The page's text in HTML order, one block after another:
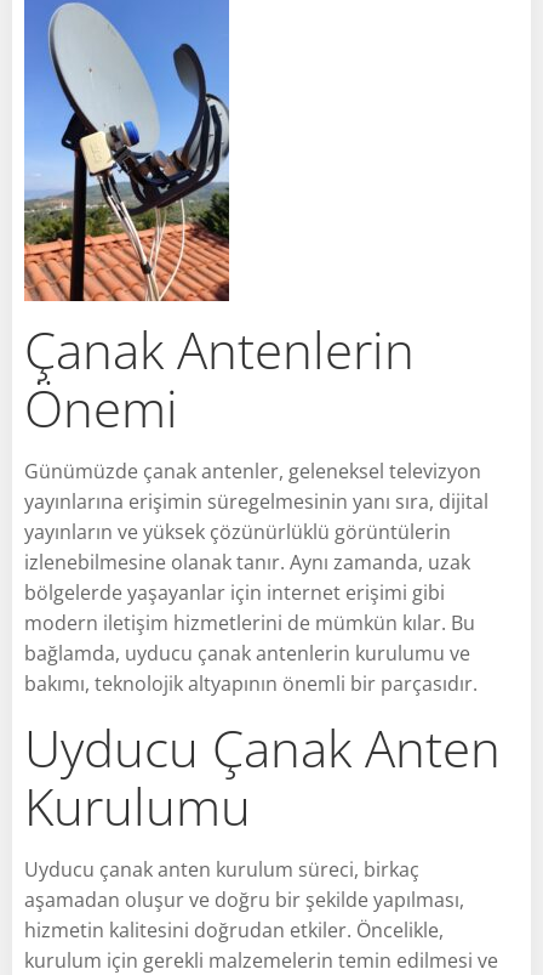
Çanak Antenlerin
Önemi
Günümüzde çanak antenler, geleneksel televizyon
yayınlarına erişimin süregelmesinin yanı sıra, dijital
yayınların ve yüksek çözünürlüklü görüntülerin
izlenebilmesine olanak tanır. Aynı zamanda, uzak
bölgelerde yaşayanlar için internet erişimi gibi
modern iletişim hizmetlerini de mümkün kılar. Bu
bağlamda, uyducu çanak antenlerin kurulumu ve
bakımı, teknolojik altyapının önemli bir parçasıdır.
Uyducu Çanak Anten
Kurulumu
Uyducu çanak anten kurulum süreci, birkaç
aşamadan oluşur ve doğru bir şekilde yapılması,
hizmetin kalitesini doğrudan etkiler. Öncelikle,
kurulum için gerekli malzemelerin temin edilmesi ve